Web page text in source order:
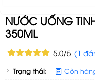
NƯỚC UỐNG
350ML
5.0/5 (1
Trạng thái:
Còn